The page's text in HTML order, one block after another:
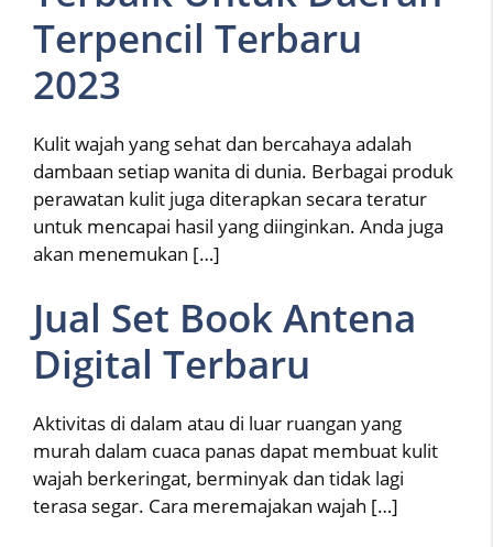
Terpencil Terbaru
2023
Kulit wajah yang sehat dan bercahaya adalah
dambaan setiap wanita di dunia. Berbagai produk
perawatan kulit juga diterapkan secara teratur
untuk mencapai hasil yang diinginkan. Anda juga
akan menemukan […]
Jual Set Book Antena
Digital Terbaru
Aktivitas di dalam atau di luar ruangan yang
murah dalam cuaca panas dapat membuat kulit
wajah berkeringat, berminyak dan tidak lagi
terasa segar. Cara meremajakan wajah […]